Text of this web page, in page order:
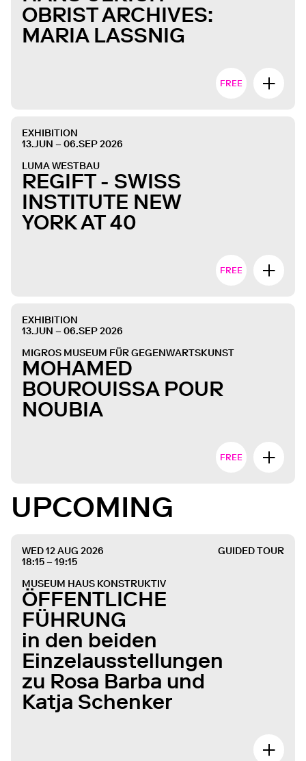
OBRIST ARCHIVES:
MARIA LASSNIG
FREE
EXHIBITION
13.JUN – 06.SEP 2026
LUMA WESTBAU
REGIFT - SWISS
INSTITUTE NEW
YORK AT 40
FREE
EXHIBITION
13.JUN – 06.SEP 2026
MIGROS MUSEUM FÜR GEGENWARTSKUNST
MOHAMED
BOUROUISSA POUR
NOUBIA
FREE
UPCOMING
WED 12 AUG 2026
18:15 – 19:15
GUIDED TOUR
MUSEUM HAUS KONSTRUKTIV
ÖFFENTLICHE
FÜHRUNG
in den beiden
Einzelausstellungen
zu Rosa Barba und
Katja Schenker